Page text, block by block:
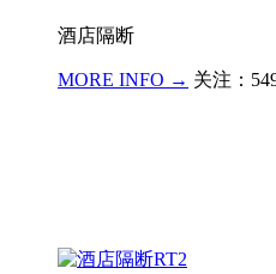
酒店隔断
MORE INFO → 关注：